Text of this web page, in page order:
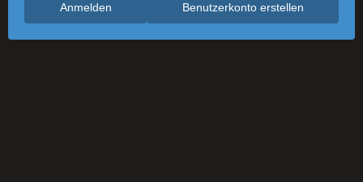
Benutzerkonto erstellen
Anmelden